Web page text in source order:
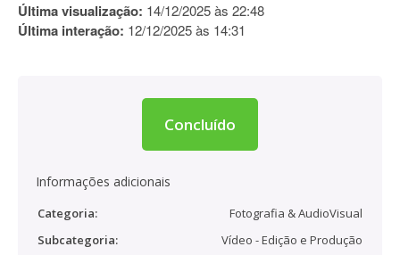
Última visualização: 14/12/2025 às 22:48
Última interação: 12/12/2025 às 14:31
Concluído
Informações adicionais
Categoria:
Fotografia & AudioVisual
Subcategoria:
Vídeo - Edição e Produção